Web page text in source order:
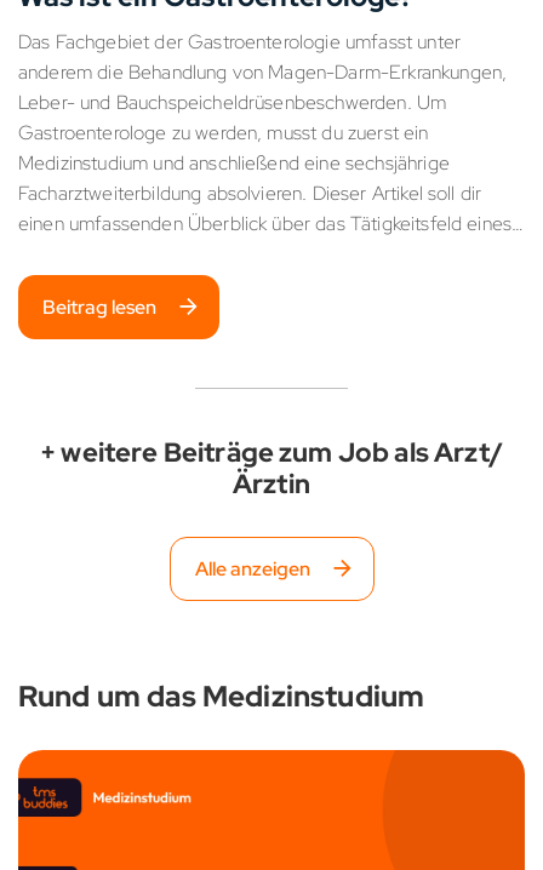
Das Fachgebiet der Gastroenterologie umfasst unter
anderem die Behandlung von Magen-Darm-Erkrankungen,
Leber- und Bauchspeicheldrüsenbeschwerden. Um
Gastroenterologe zu werden, musst du zuerst ein
Medizinstudium und anschließend eine sechsjährige
Facharztweiterbildung absolvieren. Dieser Artikel soll dir
einen umfassenden Überblick über das Tätigkeitsfeld eines…
Beitrag lesen
+ weitere Beiträge zum Job als Arzt/
Ärztin
Alle anzeigen
Rund um das Medizinstudium